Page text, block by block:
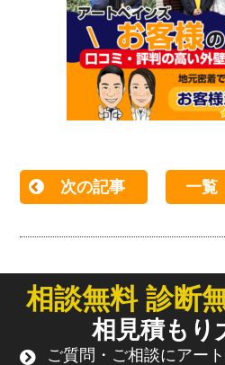
次の記事 一覧
相談無料 診断
相見積もり
ご質問・ご相談にアー